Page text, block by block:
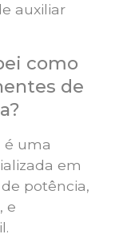
auxiliar
como
de
é uma
em
potência,
e